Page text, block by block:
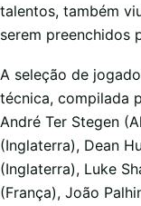
talentos, também
serem preenchidos
A seleção de
técnica, compilada
André Ter Stegen
(Inglaterra), Dean
(Inglaterra), Luke
(França), João